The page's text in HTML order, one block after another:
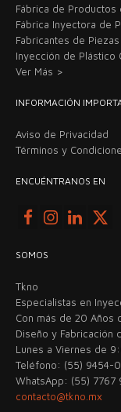
Fábrica de Productos
Fábrica Inyectora de
Fabricantes de
Inyección de Plástico
Ver Más >
INFORMACIÓN
Aviso de Privacidad
Términos y
ENCUÉNTRANOS EN
SOMOS
Tkno
Especialistas en
Con más de 20 Años
Diseño y Fabricación
Lunes a Viernes de
Teléfono: (55) 9454-
WhatsApp: (55) 7767
contacto@tkno.mx